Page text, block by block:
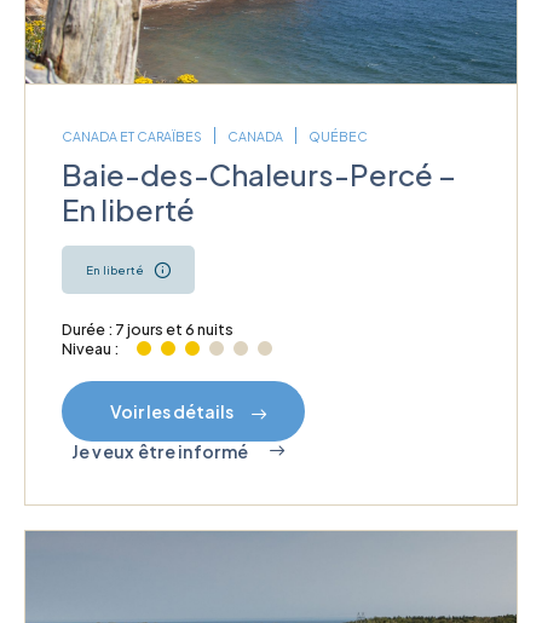
CANADA ET CARAÏBES CANADA QUÉBEC
Baie-des-Chaleurs-Percé –
En liberté
En liberté
Durée : 7 jours et 6 nuits
Niveau :
Voir les détails
Je veux être informé